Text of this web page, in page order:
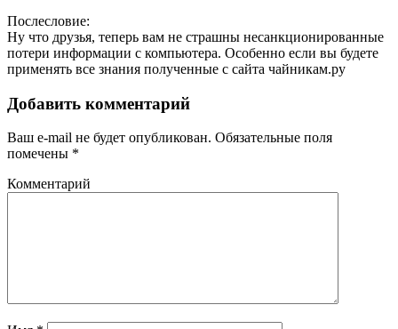
Послесловие:
Ну что друзья, теперь вам не страшны несанкционированные
потери информации с компьютера. Особенно если вы будете
применять все знания полученные с сайта чайникам.ру
Добавить комментарий
Ваш e-mail не будет опубликован. Обязательные поля
помечены *
Комментарий